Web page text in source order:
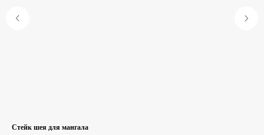
Стейк шея для мангала